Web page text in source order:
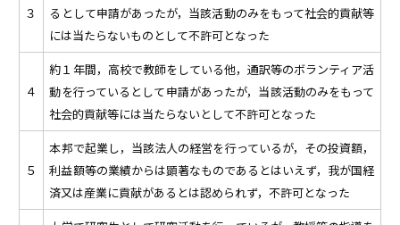
３
るとして申請があったが，当該活動のみをもって社会的貢献等
には当たらないものとして不許可となった
４
約１年間，高校で教師をしている他，通訳等のボランティア活
動を行っているとして申請があったが，当該活動のみをもって
社会的貢献等には当たらないとして不許可となった
５
本邦で起業し，当該法人の経営を行っているが，その投資額，
利益額等の業績からは顕著なものであるとはいえず，我が国経
済又は産業に貢献があるとは認められず，不許可となった